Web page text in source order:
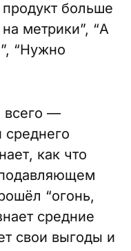
больше
метрики”, “А
“Нужно
всего —
среднего
как что
“огонь,
средние
свои выгоды и